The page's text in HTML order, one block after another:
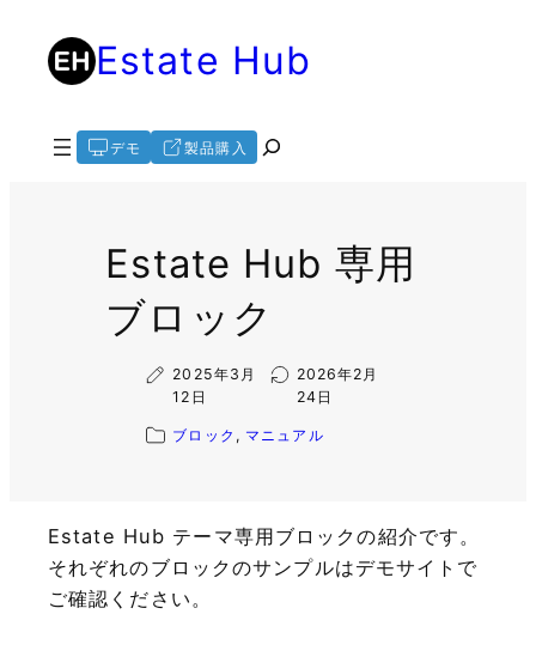
Estate Hub
デモ 製品購入
検
Estate Hub 専用
ブロック
2025年3月
12日
2026年2月
24日
ブロック , マニュアル
Estate Hub テーマ専用ブロックの紹介です。
それぞれのブロックのサンプルはデモサイトで
ご確認ください。